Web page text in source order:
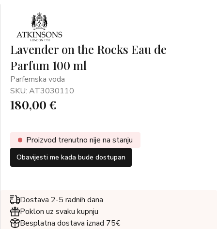
Lavender on the Rocks Eau de
Parfum 100 ml
Parfemska voda
SKU: AT3030110
180,00 €
Proizvod trenutno nije na stanju
Obavijesti me kada bude dostupan
Dostava 2-5 radnih dana
Poklon uz svaku kupnju
Besplatna dostava iznad 75€